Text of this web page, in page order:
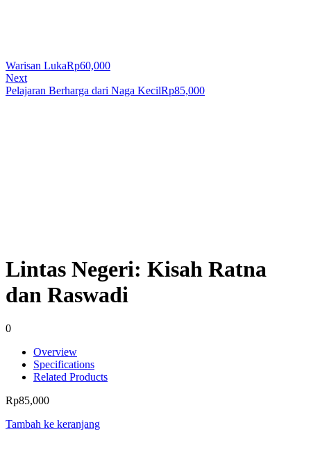
Warisan LukaRp60,000
Next
Pelajaran Berharga dari Naga KecilRp85,000
Lintas Negeri: Kisah Ratna
dan Raswadi
0
Overview
Specifications
Related Products
Rp85,000
Tambah ke keranjang